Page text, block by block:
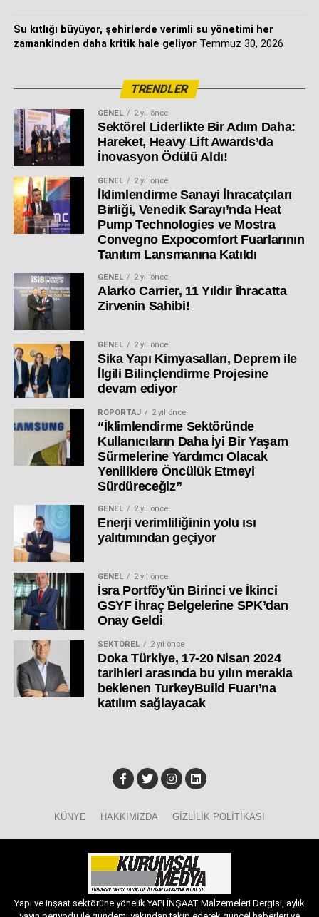
Su kıtlığı büyüyor, şehirlerde verimli su yönetimi her
zamankinden daha kritik hale geliyor Temmuz 30, 2026
TRENDLER
GENEL 2 yıl önce
Sektörel Liderlikte Bir Adım Daha:
Hareket, Heavy Lift Awards’da
İnovasyon Ödülü Aldı!
GENEL 2 yıl önce
İklimlendirme Sanayi İhracatçıları
Birliği, Venedik Sarayı’nda Heat
Pump Technologies ve Mostra
Convegno Expocomfort Fuarlarının
Tanıtım Lansmanına Katıldı
GENEL 2 yıl önce
Alarko Carrier, 11 Yıldır İhracatta
Zirvenin Sahibi!
GENEL 2 yıl önce
Sika Yapı Kimyasalları, Deprem ile
İlgili Bilinçlendirme Projesine
devam ediyor
RÖPORTAJ 2 yıl önce
“İklimlendirme Sektöründe
Kullanıcıların Daha İyi Bir Yaşam
Sürmelerine Yardımcı Olacak
Yeniliklere Öncülük Etmeyi
Sürdüreceğiz”
GENEL 2 yıl önce
Enerji verimliliğinin yolu ısı
yalıtımından geçiyor
GENEL 2 yıl önce
İsra Portföy’ün Birinci ve İkinci
GSYF İhraç Belgelerine SPK’dan
Onay Geldi
SEKTÖREL 2 yıl önce
Doka Türkiye, 17-20 Nisan 2024
tarihleri arasında bu yılın merakla
beklenen TurkeyBuild Fuarı’na
katılım sağlayacak
KÜNYE HAKKIMIZDA GIZLILIK POLITIKASI
Yapı ve inşaat sektörüne yönelik YAPI İNŞAAT Malzemeleri Dergisi, aylık